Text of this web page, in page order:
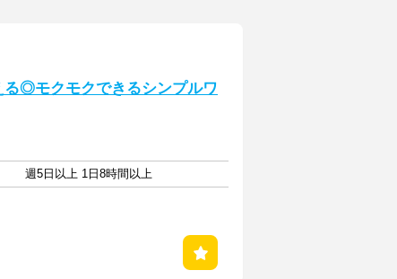
る◎モクモクできるシンプルワ
週5日以上 1日8時間以上